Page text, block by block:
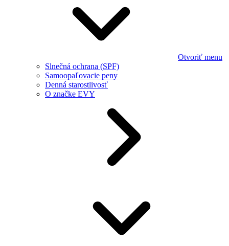
Otvoriť menu
Slnečná ochrana (SPF)
Samoopaľovacie peny
Denná starostlivosť
O značke EVY